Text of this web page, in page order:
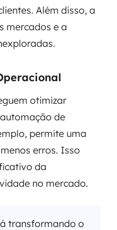
Além disso, a
mercados e a
otimizar
de
permite uma
erros. Isso
da
no mercado.
transformando o